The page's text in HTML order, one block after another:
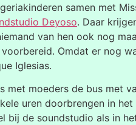
samen met
Deyoso. Daar
van hen ook nog
Omdat er nog
Iglesias.
met moeders de bus met
uren doorbrengen in
bij de soundstudio als in